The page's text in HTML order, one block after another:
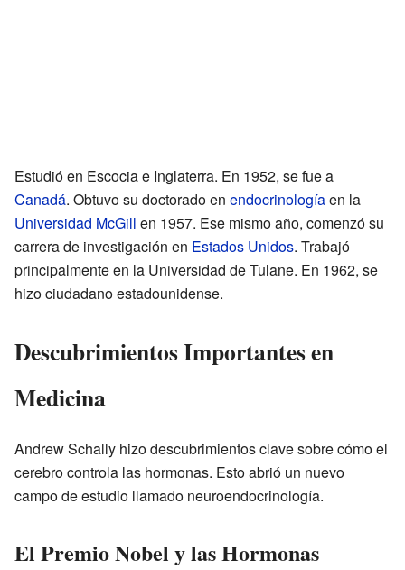
Estudió en Escocia e Inglaterra. En 1952, se fue a
Canadá. Obtuvo su doctorado en endocrinologíaen la
Universidad McGill en 1957. Ese mismo año, comenzó su
carrera de investigación en Estados Unidos. Trabajó
principalmente en la Universidad de Tulane. En 1962, se
hizo ciudadano estadounidense.
Descubrimientos Importantes en
Medicina
Andrew Schally hizo descubrimientos clave sobre cómo el
cerebro controla las hormonas. Esto abrió un nuevo
campo de estudio llamado neuroendocrinología.
El Premio Nobel y las Hormonas